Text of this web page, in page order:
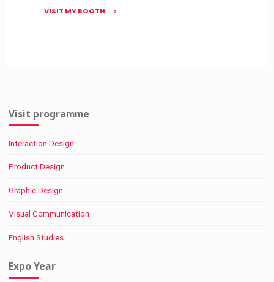
VISIT MY BOOTH
Visit programme
Interaction Design
Product Design
Graphic Design
Visual Communication
English Studies
Expo Year